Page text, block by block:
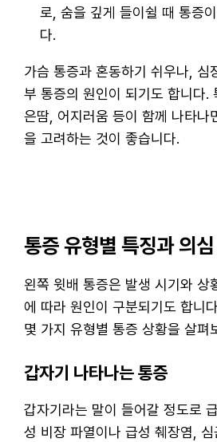
로, 숨을 깊게 들이쉴 때 통증
다.
가슴 통증과 혼동하기 쉬우나, 심
부 통증의 원인이 되기도 합니다.
은땀, 어지러움 등이 함께 나타나
을 고려하는 것이 좋습니다.
통증 유형별 특징과 의
왼쪽 윗배 통증은 발생 시기와 상
에 따라 원인이 구분되기도 합니
몇 가지 유형별 통증 상황을 살펴
갑자기 나타나는 통증
갑자기라는 말이 들어갈 정도로
성 비장 파열이나 급성 췌장염,